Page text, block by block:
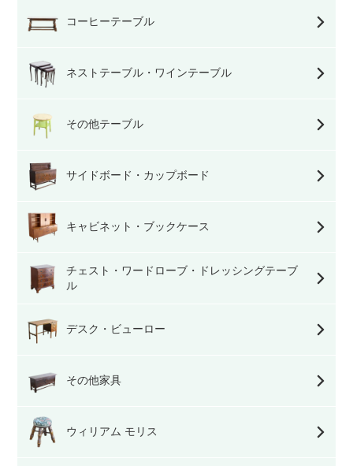
コーヒーテーブル
ネストテーブル・ワインテーブル
その他テーブル
サイドボード・カップボード
キャビネット・ブックケース
チェスト・ワードローブ・ドレッシングテーブ
ル
デスク・ビューロー
その他家具
ウィリアム モリス